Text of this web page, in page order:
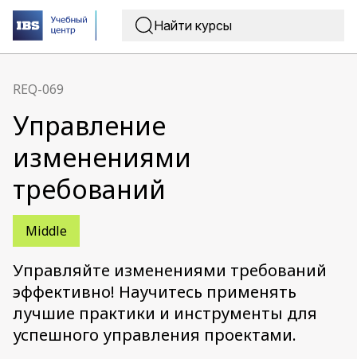
REQ-069
Управление
изменениями
требований
Middle
Управляйте изменениями требований
эффективно! Научитесь применять
лучшие практики и инструменты для
успешного управления проектами.